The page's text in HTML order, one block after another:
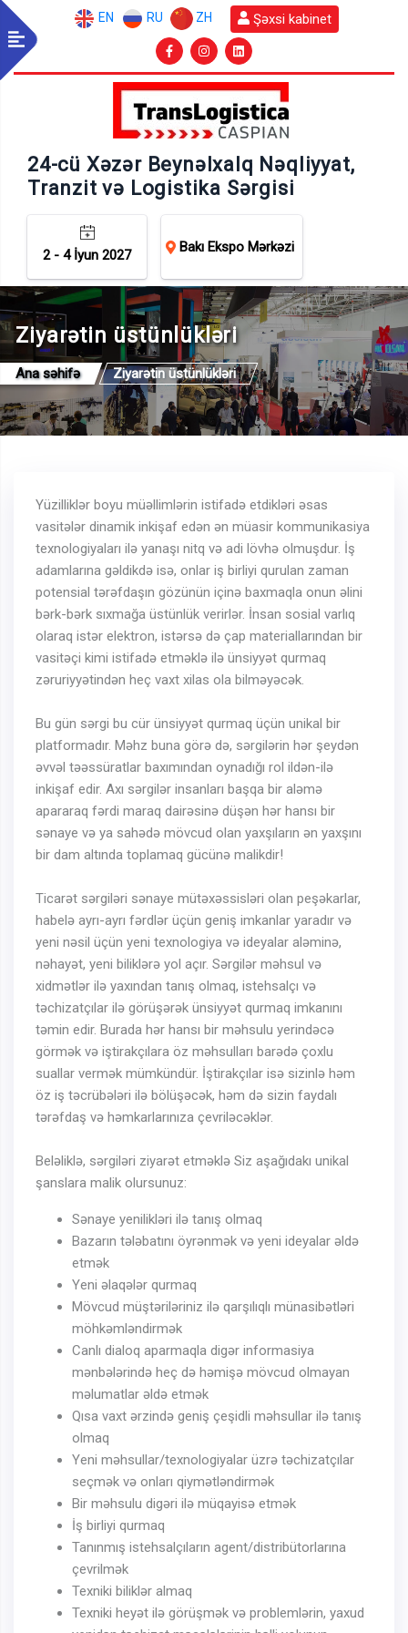
EN RU ZH Şəxsi kabinet
24-cü Xəzər Beynəlxalq Nəqliyyat,
Tranzit və Logistika Sərgisi
2 - 4 İyun 2027 Bakı Ekspo Mərkəzi
Ziyarətin üstünlükləri
Ana səhifə Ziyarətin üstünlükləri
Yüzilliklər boyu müəllimlərin istifadə etdikləri əsas
vasitələr dinamik inkişaf edən ən müasir kommunikasiya
texnologiyaları ilə yanaşı nitq və adi lövhə olmuşdur. İş
adamlarına gəldikdə isə, onlar iş birliyi qurulan zaman
potensial tərəfdaşın gözünün içinə baxmaqla onun əlini
bərk-bərk sıxmağa üstünlük verirlər. İnsan sosial varlıq
olaraq istər elektron, istərsə də çap materiallarından bir
vasitəçi kimi istifadə etməklə ilə ünsiyyət qurmaq
zəruriyyətindən heç vaxt xilas ola bilməyəcək.
Bu gün sərgi bu cür ünsiyyət qurmaq üçün unikal bir
platformadır. Məhz buna görə də, sərgilərin hər şeydən
əvvəl təəssüratlar baxımından oynadığı rol ildən-ilə
inkişaf edir. Axı sərgilər insanları başqa bir aləmə
apararaq fərdi maraq dairəsinə düşən hər hansı bir
sənaye və ya sahədə mövcud olan yaxşıların ən yaxşını
bir dam altında toplamaq gücünə malikdir!
Ticarət sərgiləri sənaye mütəxəssisləri olan peşəkarlar,
habelə ayrı-ayrı fərdlər üçün geniş imkanlar yaradır və
yeni nəsil üçün yeni texnologiya və ideyalar aləminə,
nəhayət, yeni biliklərə yol açır. Sərgilər məhsul və
xidmətlər ilə yaxından tanış olmaq, istehsalçı və
təchizatçılar ilə görüşərək ünsiyyət qurmaq imkanını
təmin edir. Burada hər hansı bir məhsulu yerindəcə
görmək və iştirakçılara öz məhsulları barədə çoxlu
suallar vermək mümkündür. İştirakçılar isə sizinlə həm
öz iş təcrübələri ilə bölüşəcək, həm də sizin faydalı
tərəfdaş və həmkarlarınıza çevriləcəklər.
Beləliklə, sərgiləri ziyarət etməklə Siz aşağıdakı unikal
şanslara malik olursunuz:
Sənaye yenilikləri ilə tanış olmaq
Bazarın tələbatını öyrənmək və yeni ideyalar əldə
etmək
Yeni əlaqələr qurmaq
Mövcud müştəriləriniz ilə qarşılıqlı münasibətləri
möhkəmləndirmək
Canlı dialoq aparmaqla digər informasiya
mənbələrində heç də həmişə mövcud olmayan
məlumatlar əldə etmək
Qısa vaxt ərzində geniş çeşidli məhsullar ilə tanış
olmaq
Yeni məhsullar/texnologiyalar üzrə təchizatçılar
seçmək və onları qiymətləndirmək
Bir məhsulu digəri ilə müqayisə etmək
İş birliyi qurmaq
Tanınmış istehsalçıların agent/distribütorlarına
çevrilmək
Texniki biliklər almaq
Texniki heyət ilə görüşmək və problemlərin, yaxud